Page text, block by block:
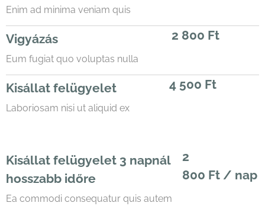
Enim ad minima veniam quis
Vigyázás
Eum fugiat quo voluptas nulla
2 800 Ft
Kisállat felügyelet
Laboriosam nisi ut aliquid ex
4 500 Ft
Kisállat felügyelet 3 napnál
hosszabb időre
Ea commodi consequatur quis autem
2
800 Ft / nap